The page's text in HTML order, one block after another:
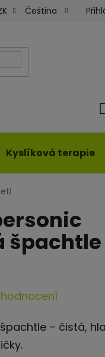
Moje objednávka
Čeština
Kyslíková terapie
špachtle
– čistá,